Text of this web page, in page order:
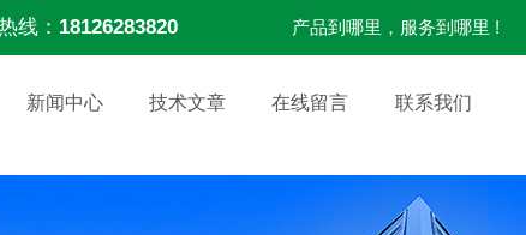
线： 18126283820 产品到哪里，服务到哪里 !
新闻中心 技术文章 在线留言 联系我们